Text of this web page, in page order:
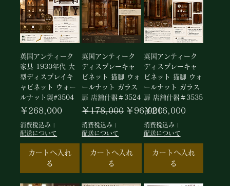
英国アンティーク
家具 1930年代 大
型ディスプレイキ
ャビネット ウォー
ルナット製#3504
価格
￥268,000
消費税込み
配送について
カートへ入れ
る
英国アンティーク
ディスプレーキャ
ビネット 猫脚 ウォ
ールナット ガラス
扉 店舗什器＃3524
通常価格
￥178,000 セール価格
￥96,000
消費税込み
配送について
カートへ入れ
る
英国アンティーク
ディスプレーキャ
ビネット 猫脚 ウォ
ールナット ガラス
扉 店舗什器＃3535
価格
￥216,000
消費税込み|
配送について
カートへ入れ
る